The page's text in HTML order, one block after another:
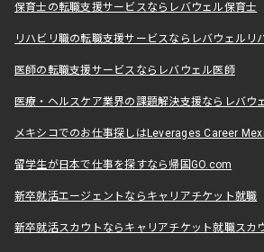
保育士の転職支援サービスならレバウェル保育士
リハビリ職の転職支援サービスならレバウェルリ
医師の転職支援サービスならレバウェル医師
医療・ヘルスケア業界の課題解決支援ならレバウ
メキシコでのお仕事探しはLeverages Career
留学生が日本で仕事を探すなら帰国GO.com
新卒就活エージェントならキャリアチケット就職
新卒就活スカウトならキャリアチケット就職スカ